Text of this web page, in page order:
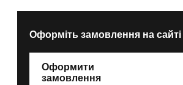
Оформіть замовлення на сайті
Оформити
замовлення